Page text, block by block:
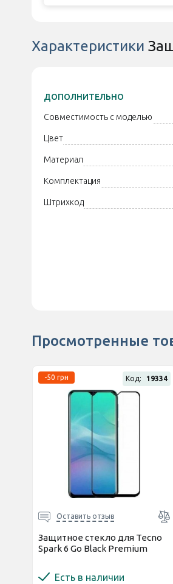
Характеристики
ДОПОЛНИТЕЛЬНО
Совместимость с моделью
Цвет
Материал
Комплектация
Штрихкод
Просмотренные
Код: 19334
-50 грн
Оставить отзыв
Защитное стекло для Tecno
Spark 6 Go Black Premium
Есть в наличии